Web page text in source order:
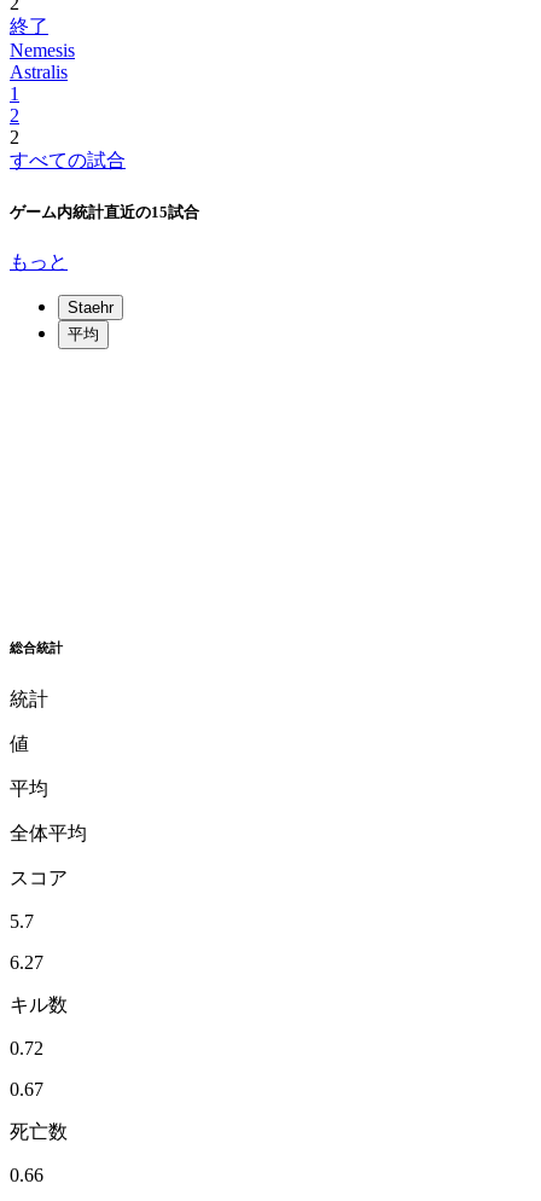
終了
Nemesis
Astralis
1
2
2
すべての試合
ゲーム内統計直近の15試合
もっと
Staehr
平均
総合統計
統計
値
平均
全体平均
スコア
5.7
6.27
キル数
0.72
0.67
死亡数
0.66